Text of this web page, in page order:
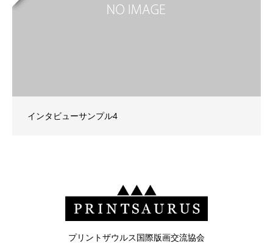
インタビューサンプル4
プリントザウルス国際版画交流協会